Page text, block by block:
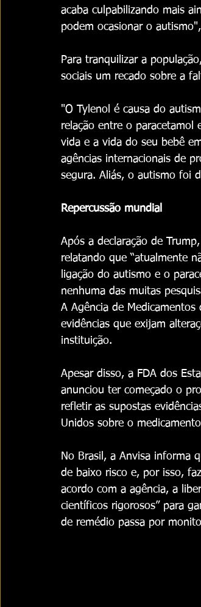
acaba culpabilizando mais
podem ocasionar o
Para tranquilizar a
sociais um recado sobre a
"O Tylenol é causa do
relação entre o paracetamol
vida e a vida do seu bebê
agências internacionais de
segura. Aliás, o autismo foi
Repercussão mundial
Após a declaração de
relatando que “atualmente
ligação do autismo e o
nenhuma das muitas
A Agência de
evidências que exijam
instituição.
Apesar disso, a FDA dos
anunciou ter começado o
refletir as supostas
Unidos sobre o
No Brasil, a Anvisa informa
de baixo risco e, por isso,
acordo com a agência, a
científicos rigorosos” para
de remédio passa por